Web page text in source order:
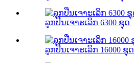
ລູກປືນເຈາະເລິກ 6300 ຊຸດ
ລູກປືນເຈາະເລິກ 16000 ຊຸດ